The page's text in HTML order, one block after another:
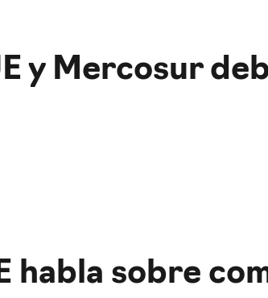
y Mercosur
habla sobre